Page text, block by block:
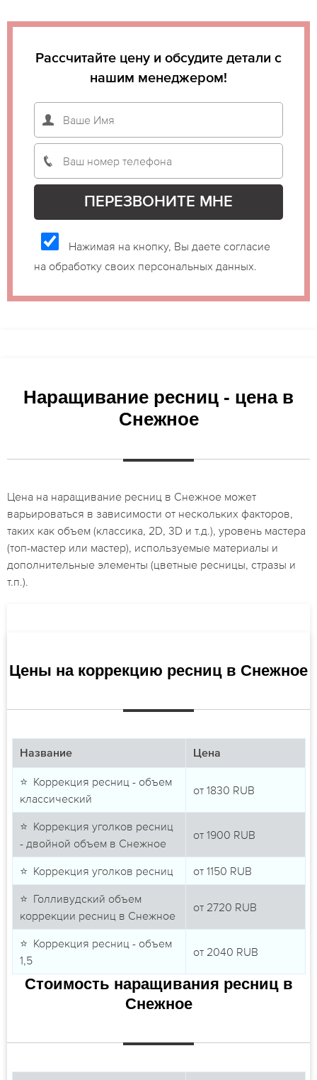
Рассчитайте цену и обсудите детали с
нашим менеджером!
Нажимая на кнопку, Вы даете согласие
на обработку своих персональных данных.
Наращивание ресниц - цена в
Снежное
Цена на наращивание ресниц в Снежное может
варьироваться в зависимости от нескольких факторов,
таких как объем (классика, 2D, 3D и т.д.), уровень мастера
(топ-мастер или мастер), используемые материалы и
дополнительные элементы (цветные ресницы, стразы и
т.п.).
Цены на коррекцию ресниц в Снежное
Название Цена
⭐ Коррекция ресниц - объем
классический
от 1830 RUB
⭐ Коррекция уголков ресниц
- двойной объем в Снежное
от 1900 RUB
⭐ Коррекция уголков ресниц от 1150 RUB
⭐ Голливудский объем
коррекции ресниц в Снежное
от 2720 RUB
⭐ Коррекция ресниц - объем
1,5
от 2040 RUB
Стоимость наращивания ресниц в
Снежное